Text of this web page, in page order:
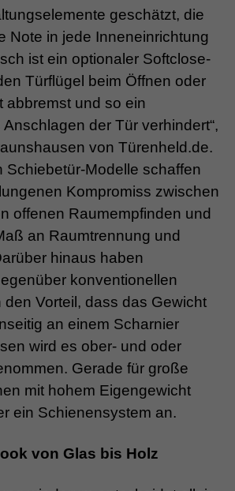
geschätzt, die
Note in jede Inneneinrichtung
ist ein optionaler Softclose-
Türflügel beim Öffnen oder
abbremst und so ein
der Tür verhindert“,
von Türenheld.de.
Schiebetür-Modelle schaffen
Kompromiss zwischen
offenen Raumempfinden und
an Raumtrennung und
hinaus haben
konventionellen
den Vorteil, dass das Gewicht
an einem Scharnier
wird es ober- und oder
Gerade für große
mit hohem Eigengewicht
ein Schienensystem an.
von Glas bis Holz